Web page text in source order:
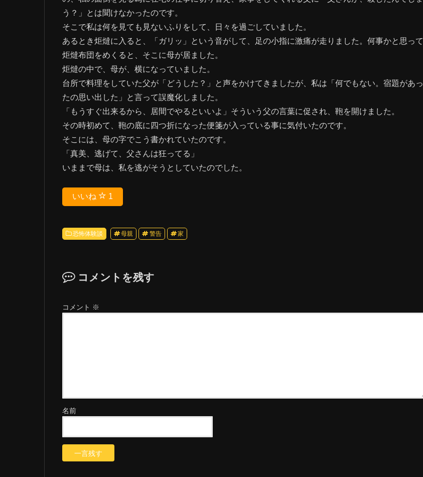
う？」とは聞けなかったのです。
そこで私は何を見ても見ないふりをして、日々を過ごしていました。
あるとき炬燵に入ると、「ガリッ」という音がして、足の小指に激痛が走りました。何事かと思って
炬燵布団をめくると、そこに母が居ました。
炬燵の中で、母が、横になっていました。
台所で料理をしていた父が「どうした？」と声をかけてきましたが、私は「何でもない。宿題があっ
たの思い出した」と言って誤魔化しました。
「もうすぐ出来るから、居間でやるといいよ」そういう父の言葉に促され、鞄を開けました。
その時初めて、鞄の底に四つ折になった便箋が入っている事に気付いたのです。
そこには、母の字でこう書かれていたのです。
「真美、逃げて、父さんは狂ってる」
いままで母は、私を逃がそうとしていたのでした。
いいね 1
恐怖体験談 母親 警告 家
コメントを残す
コメント ※
名前